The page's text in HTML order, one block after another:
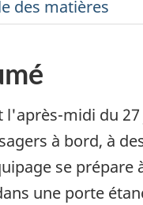
l'après-midi du
à bord, à
se prépare
une porte